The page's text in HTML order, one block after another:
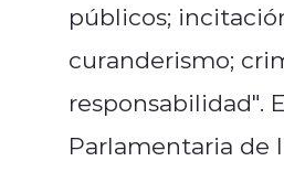
públicos;
curanderismo;
responsabilidad".
Parlamentaria de